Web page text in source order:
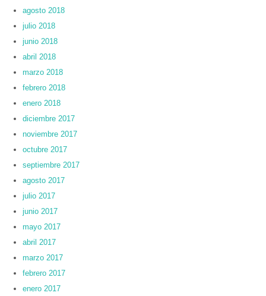
agosto 2018
julio 2018
junio 2018
abril 2018
marzo 2018
febrero 2018
enero 2018
diciembre 2017
noviembre 2017
octubre 2017
septiembre 2017
agosto 2017
julio 2017
junio 2017
mayo 2017
abril 2017
marzo 2017
febrero 2017
enero 2017